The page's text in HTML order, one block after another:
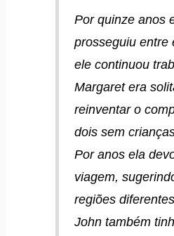
Por quinze anos
prosseguiu entre
ele continuou
Margaret era
reinventar o
dois sem
Por anos ela
viagem,
regiões
John também